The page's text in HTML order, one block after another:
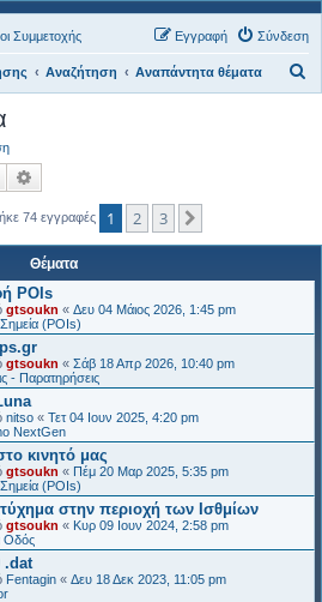
Συμμετοχής Σύνδεση
Εγγραφή
Αναζήτηση Αναπάντητα θέματα
η
Αναζήτηση
74 εγγραφές 1 2 3
Θέματα
POIs
gtsoukn « Δευ 04 Μάιος 2026, 1:45 pm
(POIs)
gtsoukn « Σάβ 18 Απρ 2026, 10:40 pm
- Παρατηρήσεις
nitso « Τετ 04 Ιουν 2025, 4:20 pm
NextGen
κινητό μας
gtsoukn « Πέμ 20 Μαρ 2025, 5:35 pm
(POIs)
στην περιοχή των Ισθμίων
gtsoukn « Κυρ 09 Ιουν 2024, 2:58 pm
Οδός
.dat
Fentagin « Δευ 18 Δεκ 2023, 11:05 pm